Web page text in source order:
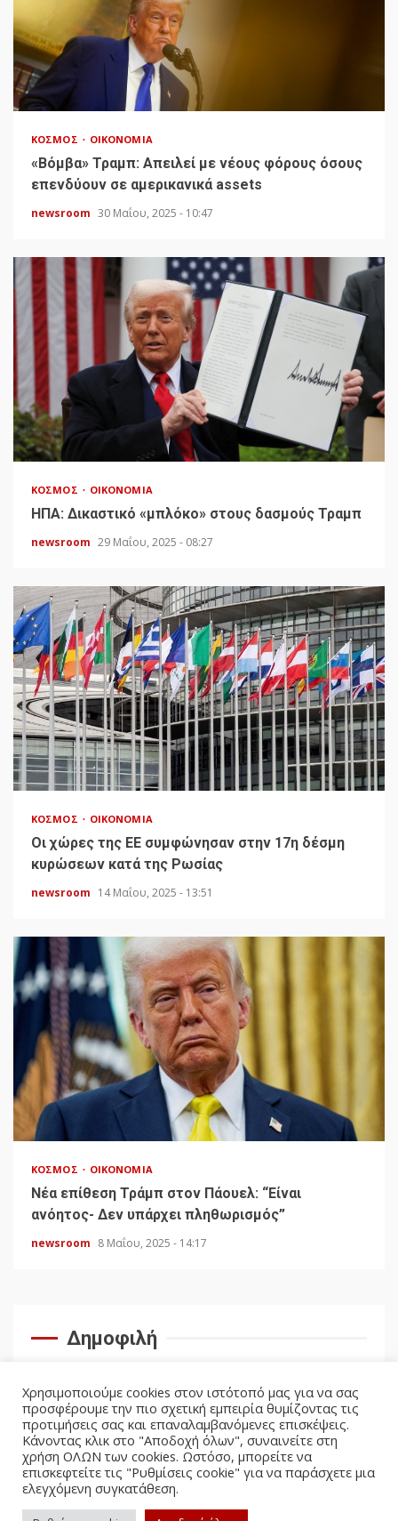
ΚΌΣΜΟΣ ΟΙΚΟΝΟΜΊΑ
«Bόμβα» Τραμπ: Απειλεί με νέους φόρους όσους
επενδύουν σε αμερικανικά assets
newsroom 30 Μαΐου, 2025 - 10:47
ΚΌΣΜΟΣ ΟΙΚΟΝΟΜΊΑ
HΠΑ: Δικαστικό «μπλόκο» στους δασμούς Τραμπ
newsroom 29 Μαΐου, 2025 - 08:27
ΚΌΣΜΟΣ ΟΙΚΟΝΟΜΊΑ
Οι χώρες της ΕΕ συμφώνησαν στην 17η δέσμη
κυρώσεων κατά της Ρωσίας
newsroom 14 Μαΐου, 2025 - 13:51
ΚΌΣΜΟΣ ΟΙΚΟΝΟΜΊΑ
Νέα επίθεση Τράμπ στον Πάουελ: “Είναι
ανόητος- Δεν υπάρχει πληθωρισμός”
newsroom 8 Μαΐου, 2025 - 14:17
Δημοφιλή
Χρησιμοποιούμε cookies στον ιστότοπό μας για να σας
προσφέρουμε την πιο σχετική εμπειρία θυμίζοντας τις
προτιμήσεις σας και επαναλαμβανόμενες επισκέψεις.
Κάνοντας κλικ στο "Αποδοχή όλων", συναινείτε στη
χρήση ΟΛΩΝ των cookies. Ωστόσο, μπορείτε να
επισκεφτείτε τις "Ρυθμίσεις cookie" για να παράσχετε μια
ελεγχόμενη συγκατάθεση.